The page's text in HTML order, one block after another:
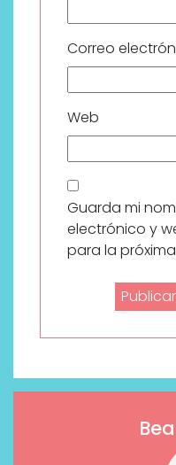
Correo
Web
Guarda mi
electrónico y
para la